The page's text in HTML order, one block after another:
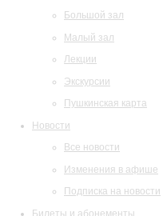
Большой зал
Малый зал
Лекции
Экскурсии
Пушкинская карта
Новости
Все новости
Изменения в афише
Подписка на новости
Билеты и абонементы